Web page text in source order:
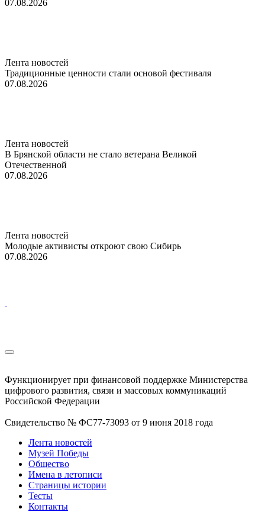
07.08.2026
Лента новостей
Традиционные ценности стали основой фестиваля
07.08.2026
Лента новостей
В Брянской области не стало ветерана Великой
Отечественной
07.08.2026
Лента новостей
Молодые активисты откроют свою Сибирь
07.08.2026
Функционирует при финансовой поддержке Министерства
цифрового развития, связи и массовых коммуникаций
Российской Федерации
Свидетельство № ФС77-73093 от 9 июня 2018 года
Лента новостей
Музей Победы
Общество
Имена в летописи
Страницы истории
Тесты
Контакты